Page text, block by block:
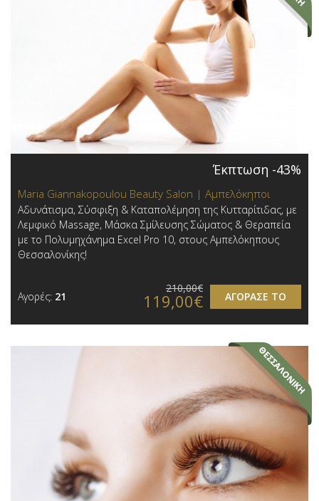
Έκπτωση -43%
Maria Giannakopoulou Beauty Salon | Αμπελόκηποι
Αδυνάτισμα, Σύσφιξη & Καταπολέμηση της Κυτταρίτιδας, με
Λεμφικό Massage, Μάσκα Σμίλευσης Σώματος & Θεραπεία
με το Πολυμηχάνημα Excel Pro 10, στους Αμπελόκηπους
Θεσσαλονίκης!
Αγορές: 21 ΑΓΟΡΑΣΕ ΤΟ
210,00€
119,00€